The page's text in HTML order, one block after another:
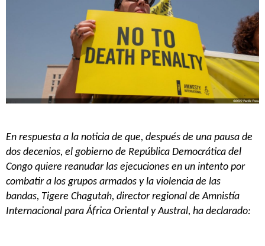
En respuesta a la noticia de que, después de una pausa de
dos decenios, el gobierno de República Democrática del
Congo quiere reanudar las ejecuciones en un intento por
combatir a los grupos armados y la violencia de las
bandas, Tigere Chagutah, director regional de Amnistía
Internacional para África Oriental y Austral, ha declarado: